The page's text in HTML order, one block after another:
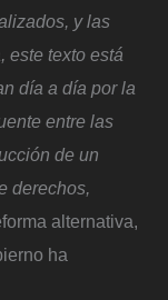
y las
este texto está
día a día por la
entre las
de un
derechos,
alternativa,
ha